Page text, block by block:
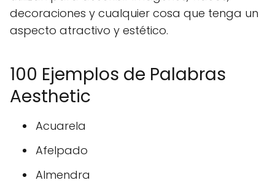
decoraciones y cualquier cosa que tenga un
aspecto atractivo y estético.
100 Ejemplos de Palabras
Aesthetic
Acuarela
Afelpado
Almendra